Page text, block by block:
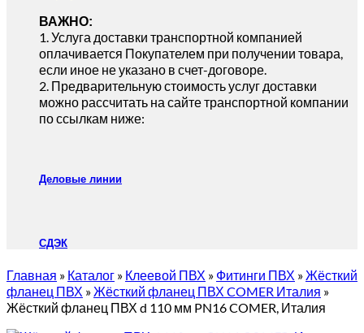
ВАЖНО:
1.⁠ ⁠Услуга доставки транспортной компанией
оплачивается Покупателем при получении товара,
если иное не указано в счет-договоре.
2.⁠ ⁠Предварительную стоимость услуг доставки
можно рассчитать на сайте транспортной компании
по ссылкам ниже:
Деловые линии
СДЭК
Главная » Каталог » Клеевой ПВХ » Фитинги ПВХ »Жёсткий
фланец ПВХ »Жёсткий фланец ПВХ COMER Италия »
Жёсткий фланец ПВХ d 110 мм PN16 COMER, Италия